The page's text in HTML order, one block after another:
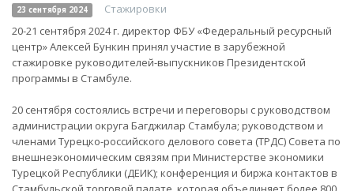
23 сентября 2024
Стажировки
20-21 сентября 2024 г. директор ФБУ «Федеральный ресурсный
центр» Алексей Бункин принял участие в зарубежной
стажировке руководителей-выпускников Президентской
программы в Стамбуле.
20 сентября состоялись встречи и переговоры с руководством
администрации округа Багджилар Стамбула; руководством и
членами Турецко-российского делового совета (ТРДС) Совета по
внешнеэкономическим связям при Министерстве экономики
Турецкой Республики (ДЕИК); конференция и биржа контактов в